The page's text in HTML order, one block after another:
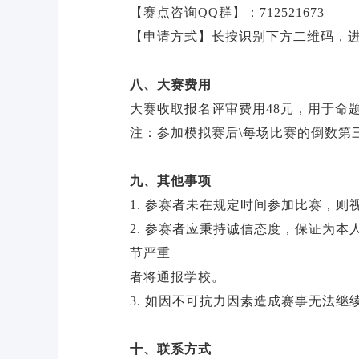
【赛点咨询QQ群】：712521673
【申请方式】长按识别下方二维码，
八、大赛费用
大赛收取报名评审费用48元，用于命
注：参加模拟赛后\每场比赛的倒数第
九、其他事项
1. 参赛者未在规定时间参加比赛，则
2. 参赛者应秉持诚信态度，保证为本
节严重
者将通报学校。
3. 如因不可抗力因素造成赛事无法继
十、联系方式